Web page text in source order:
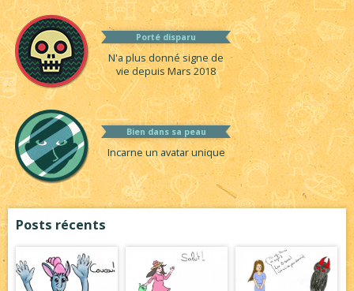
Porté disparu
N'a plus donné signe de
vie depuis Mars 2018
Bien dans sa peau
Incarne un avatar unique
Posts récents